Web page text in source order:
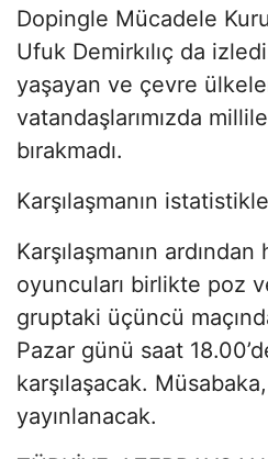
Dopingle Mücadele
Ufuk Demirkılıç da
yaşayan ve çevre
vatandaşlarımızda
bırakmadı.
Karşılaşmanın
Karşılaşmanın ardından
oyuncuları birlikte poz
gruptaki üçüncü
Pazar günü saat
karşılaşacak.
yayınlanacak.